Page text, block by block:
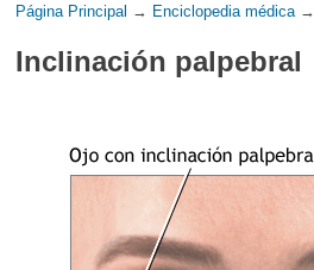
Usted
aquí:
Página Principal → Enciclopedia médica→
Inclinación palpebral